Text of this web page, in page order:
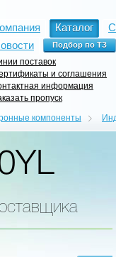
Каталог
поставок
и соглашения
информация
пропуск
компоненты